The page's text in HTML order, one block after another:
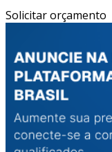
Solicitar orçamento